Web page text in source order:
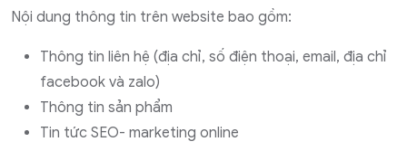
Nội dung thông tin trên website bao gồm:
Thông tin liên hệ (địa chỉ, số điện thoại, email, địa chỉ
facebook và zalo)
Thông tin sản phẩm
Tin tức SEO- marketing online